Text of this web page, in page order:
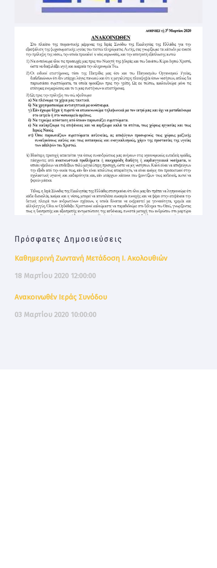
Πρόσφατες Δημοσιεύσεις
Καθημερινή Ζωντανή Μετάδοση Ι. Ακολουθιών
18 Μαρτίου 2020 12:00:00
Ανακοινωθέν Ιεράς Συνόδου
03 Μαρτίου 2020 10:00:00